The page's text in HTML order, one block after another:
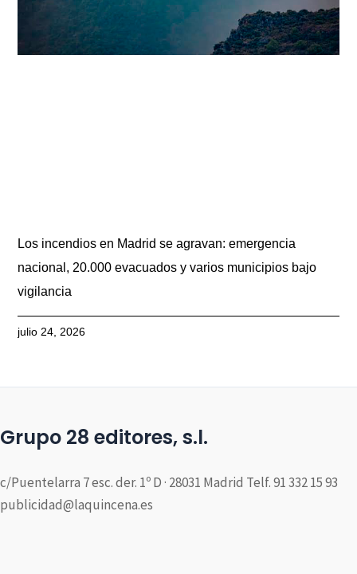
Los incendios en Madrid se agravan: emergencia
nacional, 20.000 evacuados y varios municipios bajo
vigilancia
julio 24, 2026
Grupo 28 editores, s.l.
c/Puentelarra 7 esc. der. 1º D · 28031 Madrid Telf. 91 332 15 93
publicidad@laquincena.es